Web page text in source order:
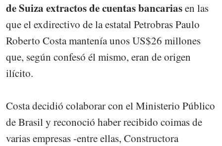
de Suiza extractos de cuentas bancariasen las
que el exdirectivo de la estatal Petrobras Paulo
Roberto Costa mantenía unos US$26 millones
que, según confesó él mismo, eran de origen
ilícito.
Costa decidió colaborar con el Ministerio Público
de Brasil y reconoció haber recibido coimas de
varias empresas -entre ellas, Constructora